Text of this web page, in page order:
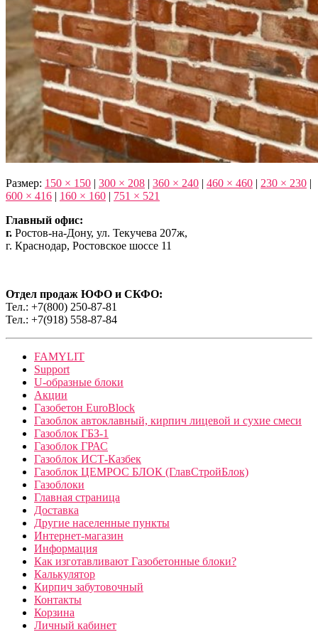
Размер: 150 × 150 | 300 × 208 | 360 × 240 | 460 × 460 | 230 × 230 |
600 × 416 | 160 × 160 | 751 × 521
Главный офис:
г. Ростов-на-Дону, ул. Текучева 207ж,
г. Краснодар, Ростовское шоссе 11
Отдел продаж ЮФО и СКФО:
Тел.: +7(800) 250-87-81
Тел.: +7(918) 558-87-84
FAMYLIT
Support
U-образные блоки
Акции
Газобетон EuroBlock
Газоблок автоклавный, кирпич лицевой и сухие смеси
Газоблок ГБЗ-1
Газоблок ГРАС
Газоблок ИСТ-Казбек
Газоблок ЦЕМРОС БЛОК (ГлавСтройБлок)
Газоблоки
Главная страница
Доставка
Другие населенные пункты
Интернет-магазин
Информация
Как изготавливают Газобетонные блоки?
Калькулятор
Кирпич забутовочный
Контакты
Корзина
Личный кабинет